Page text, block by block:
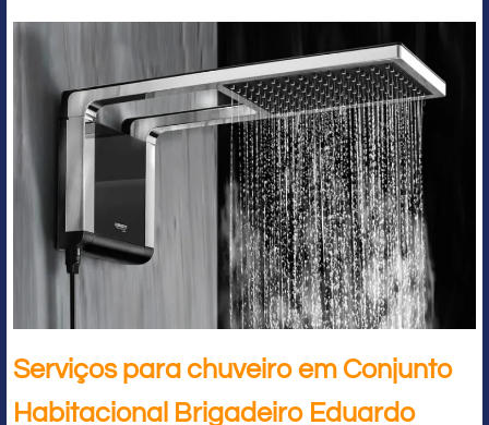
Serviços para chuveiro em Conjunto
Habitacional Brigadeiro Eduardo